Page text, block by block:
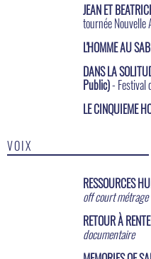
JEAN ET
tournée Nouvelle
L'HOMME AU
DANS LA
Public)- Festival
LE CINQUIEME
VOIX
RESSOURCES
off court métrage
RETOUR À
documentaire